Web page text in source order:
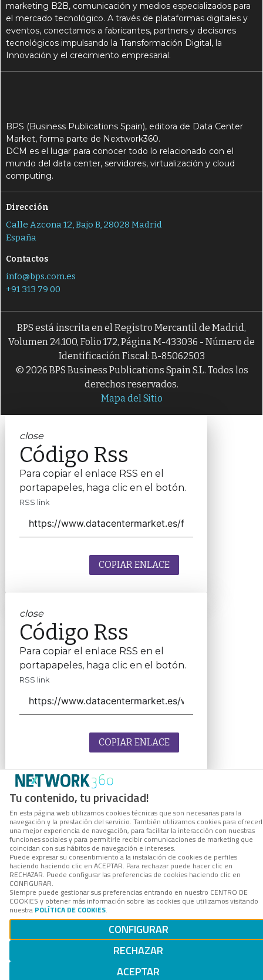
Tu contenido, tu privacidad!
En esta página web utilizamos cookies técnicas que son necesarias para la
navegación y la prestación del servicio. También utilizamos cookies para
una mejor experiencia de navegación, para facilitar la interacción con nuestras
funciones sociales y para permitirle recibir comunicaciones de marketing que
coincidan con sus hábitos de navegación e intereses.
Puede expresar su consentimiento a la instalación de cookies de perfiles
haciendo haciendo clic en ACEPTAR. Para rechazar puede hacer clic en
RECHAZAR. Puede configurar las preferencias de cookies haciendo clic en
CONFIGURAR.
Siempre puede gestionar sus preferencias entrando en nuestro CENTRO DE
COOKIES y obtener más información sobre las cookies que utilizamos visitando
nuestra POLÍTICA DE COOKIES.
CONFIGURAR
RECHAZAR
ACEPTAR
marketing B2B, comunicación y medios especializados para
el mercado tecnológico. A través de plataformas digitales y
eventos, conectamos a fabricantes, partners y decisores
tecnológicos impulsando la Transformación Digital, la
Innovación y el crecimiento empresarial.
BPS (Business Publications Spain), editora de Data Center
Market, forma parte de Nextwork360.
DCM es el lugar para conocer todo lo relacionado con el
mundo del data center, servidores, virtualización y cloud
computing.
Dirección
Calle Azcona 12, Bajo B, 28028 Madrid
España
Contactos
info@bps.com.es
+91 313 79 00
BPS está inscrita en el Registro Mercantil de Madrid,
Volumen 24.100, Folio 172, Página M-433036 - Número de
Identificación Fiscal: B-85062503
© 2026 BPS Business Publications Spain S.L. Todos los
derechos reservados.
Mapa del Sitio
close
Código Rss
Para copiar el enlace RSS en el
portapapeles, haga clic en el botón.
RSS link
COPIAR ENLACE
close
Código Rss
Para copiar el enlace RSS en el
portapapeles, haga clic en el botón.
RSS link
COPIAR ENLACE